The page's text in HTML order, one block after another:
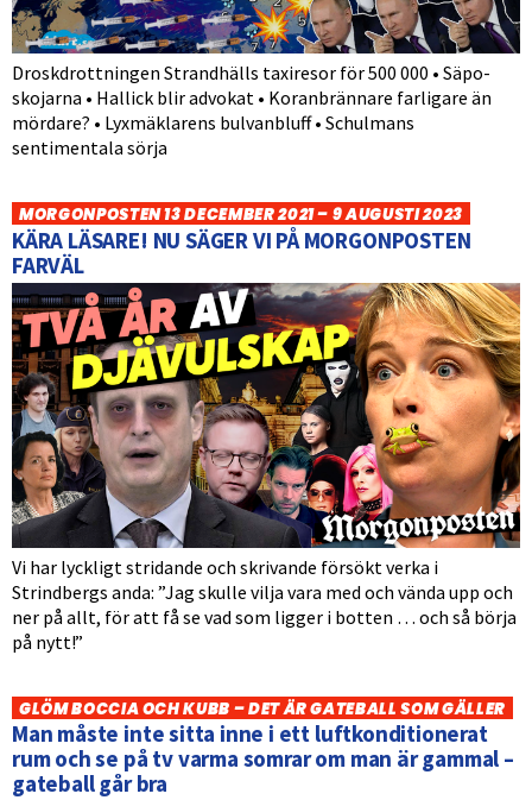
Droskdrottningen Strandhälls taxiresor för 500 000 • Säpo-
skojarna • Hallick blir advokat • Koranbrännare farligare än
mördare? • Lyxmäklarens bulvanbluff • Schulmans
sentimentala sörja
MORGONPOSTEN 13 DECEMBER 2021 – 9 AUGUSTI 2023
KÄRA LÄSARE! NU SÄGER VI PÅ MORGONPOSTEN
FARVÄL
Vi har lyckligt stridande och skrivande försökt verka i
Strindbergs anda: ”Jag skulle vilja vara med och vända upp och
ner på allt, för att få se vad som ligger i botten … och så börja
på nytt!”
GLÖM BOCCIA OCH KUBB – DET ÄR GATEBALL SOM GÄLLER
Man måste inte sitta inne i ett luftkonditionerat
rum och se på tv varma somrar om man är gammal –
gateball går bra